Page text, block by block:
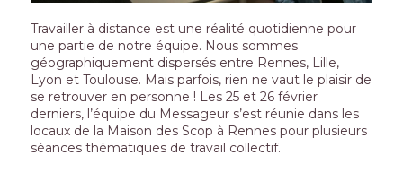
Travailler à distance est une réalité quotidienne pour
une partie de notre équipe. Nous sommes
géographiquement dispersés entre Rennes, Lille,
Lyon et Toulouse. Mais parfois, rien ne vaut le plaisir de
se retrouver en personne ! Les 25 et 26 février
derniers, l’équipe du Messageur s’est réunie dans les
locaux de la Maison des Scop à Rennes pour plusieurs
séances thématiques de travail collectif.